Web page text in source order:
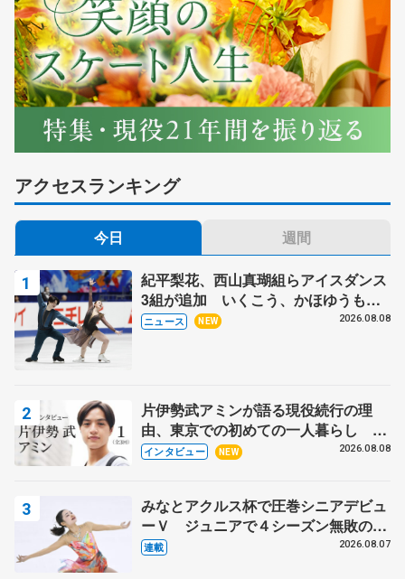
アクセスランキング
今日 週間
紀平梨花、西山真瑚組らアイスダンス
3組が追加 いくこう、かほゆうも、
木下グループ杯
ニュース NEW 2026.08.08
片伊勢武アミンが語る現役続行の理
由、東京での初めての一人暮らし 注
目スケーターの「今」に迫る
インタビュー NEW 2026.08.08
みなとアクルス杯で圧巻シニアデビュ
ーＶ ジュニアで４シーズン無敗の島
田麻央
連載 2026.08.07